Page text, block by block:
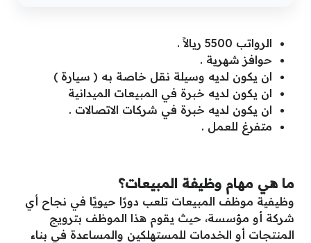
الرواتب 5500 ريالاً .
حوافز شهرية .
ان يكون لديه وسيلة نقل خاصة به ( سيارة )
ان يكون لديه خبرة في المبيعات الميدانية
ان يكون لديه خبرة في شركات الاتصالات .
متفرغ للعمل .
ما هي مهام وظيفة المبيعات؟
وظيفية موظف المبيعات تلعب دورًا حيويًا في نجاح أي
شركة أو مؤسسة، حيث يقوم هذا الموظف بترويج
المنتجات أو الخدمات للمستهلكين والمساعدة في بناء